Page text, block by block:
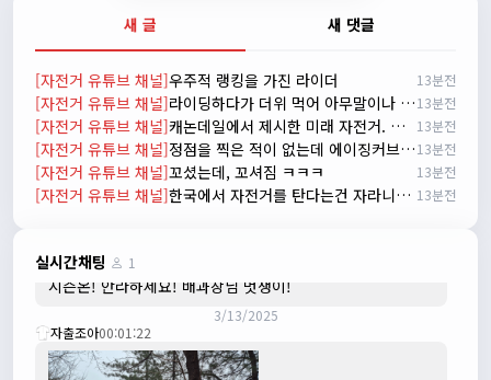
새 글 새 댓글
[자전거 유튜브 채널]우주적 랭킹을 가진 라이더 13분전
[자전거 유튜브 채널] 라이딩하다가 더위 먹어 아무말이나 하는 신빵 인터뷰13분전
[자전거 유튜브 채널] 캐논데일에서 제시한 미래 자전거. 캐논데일 시냅스 시승 리뷰 13분전
[자전거 유튜브 채널] 정점을 찍은 적이 없는데 에이징커브라고?13분전
[자전거 유튜브 채널]꼬셨는데, 꼬셔짐 ㅋㅋㅋ 13분전
[자전거 유튜브 채널] 한국에서 자전거를 탄다는건 자라니가 되는것 13분전
실시간채팅 1
시즌이 곧 다가오네요 ^^ 모두 안전한 라이딩 하시기 바랍니
다
2/22/2025
자출조아18:44:23
넵!! 잔차나라도 시즌온과 함께 바쁜 하루하루 보내세요~~
3/1/2025
자출조아08:54:33
수도권은 3.1절 연휴 비소식...ㅠ ㅠ
JIWOON23:26:13
시즌온! 안라하세요! 배과장님 멋쟁이!
3/13/2025
자출조아00:01:22